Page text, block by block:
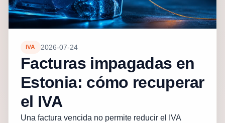
IVA 2026-07-24
Facturas impagadas en
Estonia: cómo recuperar
el IVA
Una factura vencida no permite reducir el IVA